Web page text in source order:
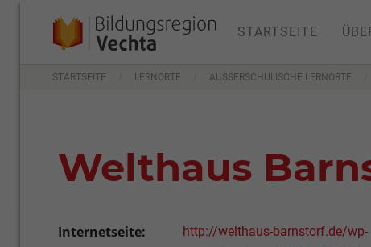
STARTSEITE
STARTSEITE LERNORTE AUSSERSCHULISCHE LERNORTE
Welthaus
Internetseite:
http://welthaus-barnstorf.de/wp-